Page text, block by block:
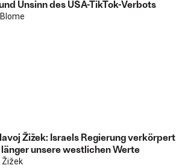
Unsinn des USA-TikTok-Verbots
Žižek: Israels Regierung verkörpert
unsere westlichen Werte
Žižek